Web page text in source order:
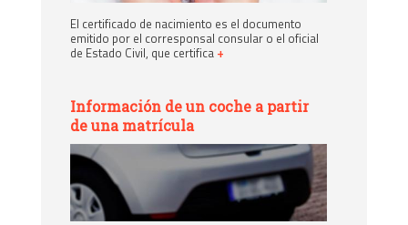
El certificado de nacimiento es el documento
emitido por el corresponsal consular o el oficial
de Estado Civil, que certifica +
Información de un coche a partir
de una matrícula